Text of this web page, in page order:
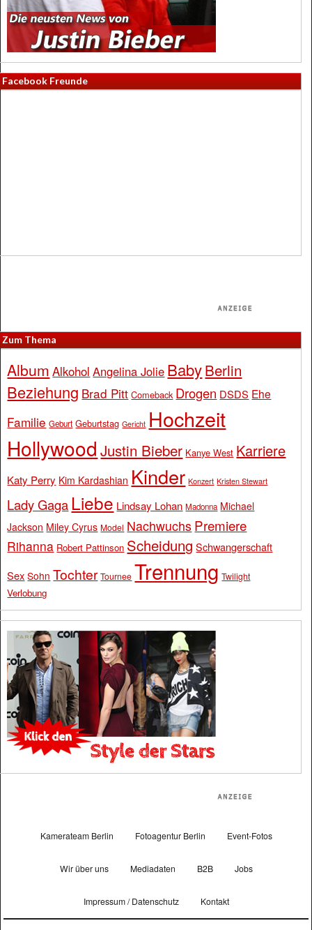
Facebook Freunde
Zum Thema
Album Alkohol Angelina Jolie BabyBerlin
Beziehung Brad Pitt Comeback Drogen DSDS Ehe
Familie Geburt Geburtstag Gericht Hochzeit
Hollywood Justin Bieber Kanye West Karriere
Katy Perry Kim Kardashian Kinder Konzert Kristen Stewart
Lady Gaga Liebe Lindsay Lohan Madonna Michael
Jackson Miley Cyrus Model Nachwuchs Premiere
Rihanna Robert Pattinson Scheidung Schwangerschaft
Sex Sohn Tochter Tournee Trennung Twilight
Verlobung
Kamerateam Berlin Fotoagentur Berlin Event-Fotos
Wir über uns Mediadaten B2B Jobs
Impressum / Datenschutz Kontakt